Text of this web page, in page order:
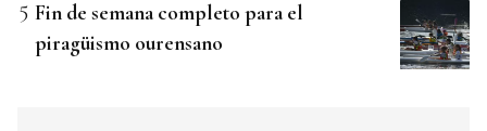
Fin de semana completo para el
piragüismo ourensano